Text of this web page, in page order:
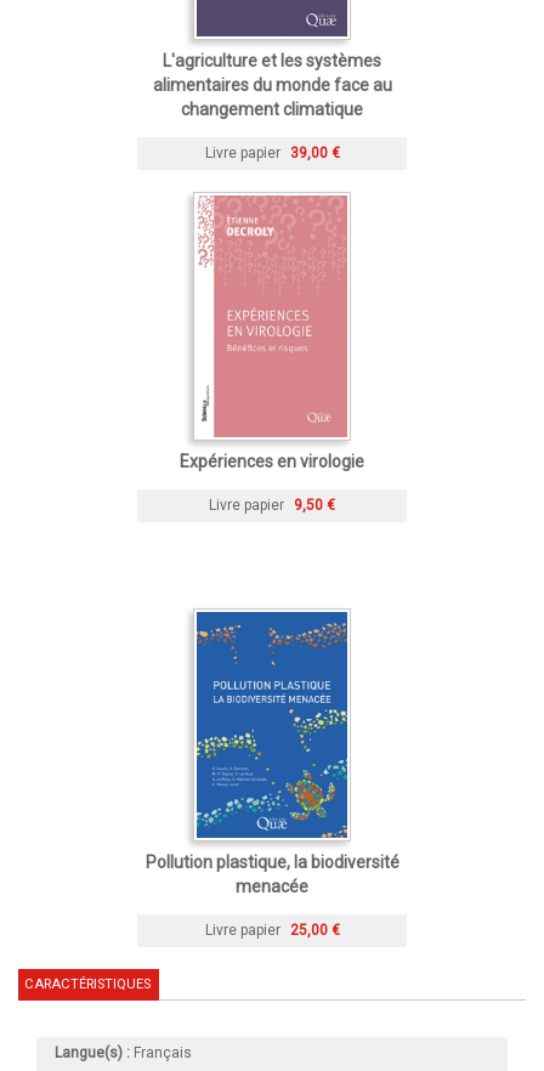
L'agriculture et les systèmes
alimentaires du monde face au
changement climatique
Livre papier 39,00 €
Expériences en virologie
Livre papier 9,50 €
Pollution plastique, la biodiversité
menacée
Livre papier 25,00 €
CARACTÉRISTIQUES
Langue(s) : Français